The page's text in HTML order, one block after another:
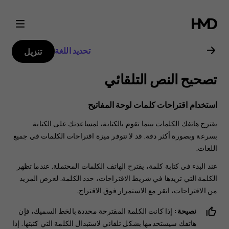
دليل
مستخدم
Nokia
C10
تحديد اللغة تنزيل
تصحيح النص التلقائي
استخدام اقتراحات كلمات لوحة المفاتيح
يقترح هاتفك الكلمات بينما تقوم بالكتابة، لمساعدتك على الكتابة
بسرعة وبصورة أكثر دقة. قد لا تتوفر ميزة اقتراحات الكلمات في جميع
اللغات.
عند البدء في كتابة كلمة، يقترح الهاتف الكلمات المحتملة. عندما تظهر
الكلمة التي تريدها في شريط الاقتراحات، حدد الكلمة. لعرض المزيد
من الاقتراحات، انقر مع الاستمرار فوق الاقتراح.
نصيحة: إذا كانت الكلمة المقترحة محددة بالخط السميك، فإن
هاتفك سيستخدمها بشكل تلقائي لاستبدال الكلمة التي كتبتها. إذا